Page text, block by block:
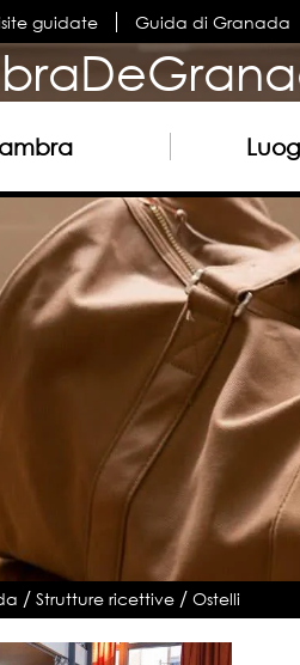
guidate Guida di Granada
/Strutture ricettive /Ostelli